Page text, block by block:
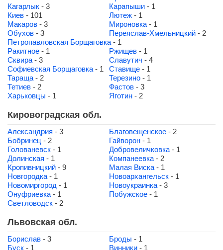
Кагарлык - 3 Карапыши - 1
Киев - 101 Лютеж - 1
Макаров - 3 Мироновка - 1
Обухов - 3 Переяслав-Хмельницкий - 2
Петропавловская Борщаговка - 1
Ракитное - 1 Ржищев - 1
Сквира - 3 Славутич - 4
Софиевская Борщаговка - 1 Ставище - 1
Тараща - 2 Терезино - 1
Тетиев - 2 Фастов - 3
Харьковцы - 1 Яготин - 2
Кировоградская обл.
Александрия - 3 Благовещенское - 2
Бобринец - 2 Гайворон - 1
Голованевск - 1 Добровеличковка - 1
Долинская - 1 Компанеевка - 2
Кропивницкий - 9 Малая Виска - 1
Новгородка - 1 Новоархангельск - 1
Новомиргород - 1 Новоукраинка - 3
Онуфриевка - 1 Побужское - 1
Светловодск - 2
Львовская обл.
Борислав - 3 Броды - 1
Буск - 1 Винники - 1